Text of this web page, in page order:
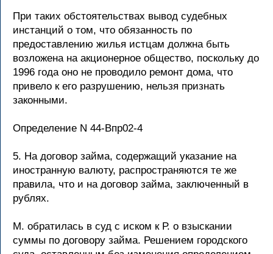
При таких обстоятельствах вывод судебных
инстанций о том, что обязанность по
предоставлению жилья истцам должна быть
возложена на акционерное общество, поскольку до
1996 года оно не проводило ремонт дома, что
привело к его разрушению, нельзя признать
законными.
Определение N 44-Впр02-4
5. На договор займа, содержащий указание на
иностранную валюту, распространяются те же
правила, что и на договор займа, заключенный в
рублях.
М. обратилась в суд с иском к Р. о взыскании
суммы по договору займа. Решением городского